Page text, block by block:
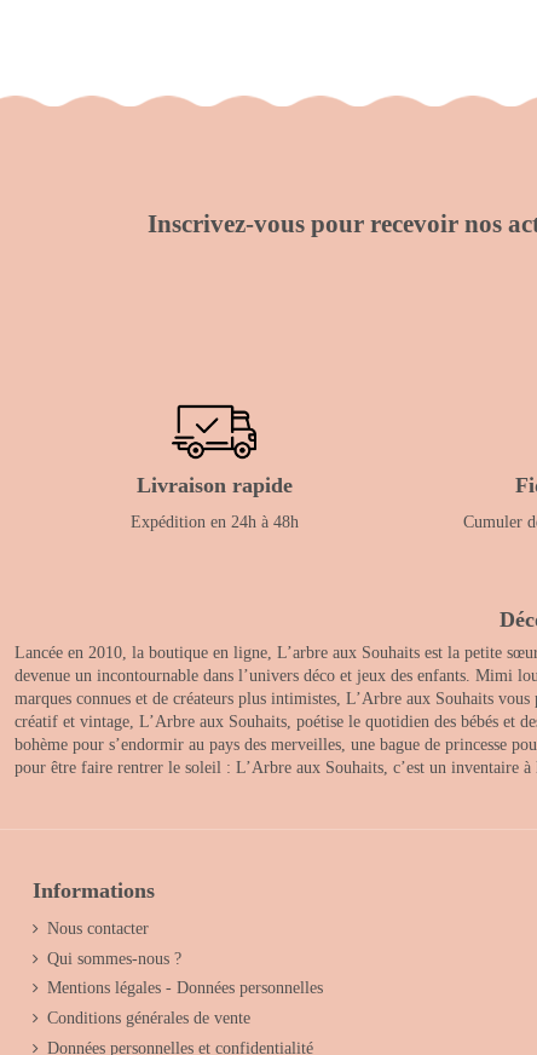
Inscrivez-vous pour recevoir nos
Livraison rapide
Expédition en 24h à 48h Cumuler
Lancée en 2010, la boutique en ligne, L’arbre aux Souhaits est la petite
devenue un incontournable dans l’univers déco et jeux des enfants.
marques connues et de créateurs plus intimistes, L’Arbre aux Souhaits
créatif et vintage, L’Arbre aux Souhaits, poétise le quotidien des bébés et
bohème pour s’endormir au pays des merveilles, une bague de princesse
pour être faire rentrer le soleil : L’Arbre aux Souhaits, c’est un inventaire
Informations
Nous contacter
Qui sommes-nous ?
Mentions légales - Données personnelles
Conditions générales de vente
Données personnelles et confidentialité